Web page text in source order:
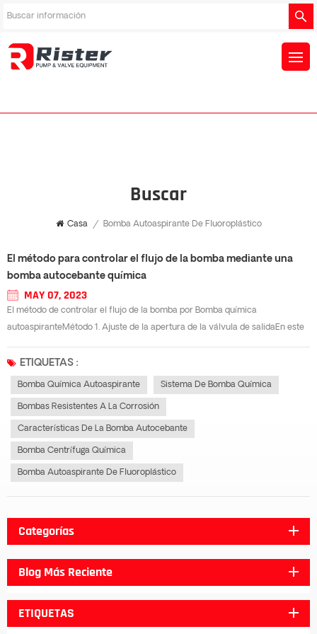
Buscar
Casa / Bomba Autoaspirante De Fluoroplástico
El método para controlar el flujo de la bomba mediante una
bomba autocebante química
MAY 07, 2023
El método de controlar el flujo de la bomba por Bomba química
autoaspiranteMétodo 1. Ajuste de la apertura de la válvula de salidaEn este
de salida y su efecto real es como el uso de un nuevo sistema de bomba. La
ETIQUETAS :
Bomba Química Autoaspirante Sistema De Bomba Química
Bombas Resistentes A La Corrosión
Características De La Bomba Autocebante
Bomba Centrífuga Química
Bomba Autoaspirante De Fluoroplástico
Categorías
Blog Más Reciente
ETIQUETAS